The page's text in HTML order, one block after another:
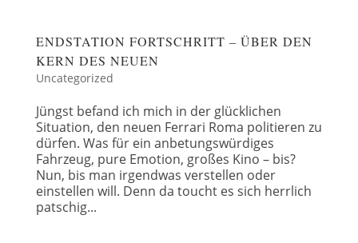
ENDSTATION FORTSCHRITT – ÜBER DEN
KERN DES NEUEN
Uncategorized
Jüngst befand ich mich in der glücklichen
Situation, den neuen Ferrari Roma politieren zu
dürfen. Was für ein anbetungswürdiges
Fahrzeug, pure Emotion, großes Kino – bis?
Nun, bis man irgendwas verstellen oder
einstellen will. Denn da toucht es sich herrlich
patschig...